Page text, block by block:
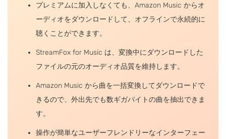
プレミアムに加入しなくても、Amazon Music からオ
ーディオをダウンロードして、オフラインで永続的に
聴くことができます。
StreamFox for Music は、変換中にダウンロードした
ファイルの元のオーディオ品質を維持します。
Amazon Music から曲を一括変換してダウンロードで
きるので、外出先でも数ギガバイトの曲を抽出できま
す。
操作が簡単なユーザーフレンドリーなインターフェー